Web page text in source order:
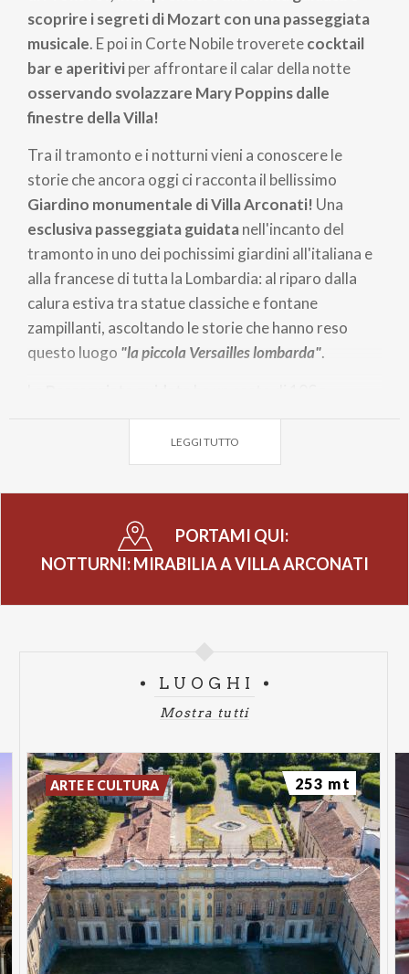
scoprire i segreti di Mozart con una passeggiata
musicale. E poi in Corte Nobile troveretecocktail
bar e aperitiviper affrontare il calar della notte
osservando svolazzare Mary Poppins dalle
finestre della Villa!
Tra il tramonto e i notturni vieni a conoscere le
storie che ancora oggi ci racconta il bellissimo
Giardino monumentale di Villa Arconati! Una
esclusiva passeggiata guidatanell'incanto del
tramonto in uno dei pochissimi giardini all'italiana e
alla francese di tutta la Lombardia: al riparo dalla
calura estiva tra statue classiche e fontane
zampillanti, ascoltando le storie che hanno reso
questo luogo "la piccola Versailles lombarda".
persona ed è riservata solo ai possessori del
giorno prima dell'evento)
giorno dell'evento)
- Omaggio (bambini < 10 anni ed accompagnatori
persone diversamente abili)
Info:
Fondazione Augusto Rancilio - Villa Arconati - Via
Madonna Fametta 1 - Castellazzo di Bollate (MI)
Tel. 02 350 22 17 -
info@fondazioneaugustorancilio.com
LEGGI TUTTO
PORTAMI QUI:
NOTTURNI: MIRABILIA A VILLA ARCONATI
LUOGHI
Mostra tutti
ARTE E CULTURA 253 mt